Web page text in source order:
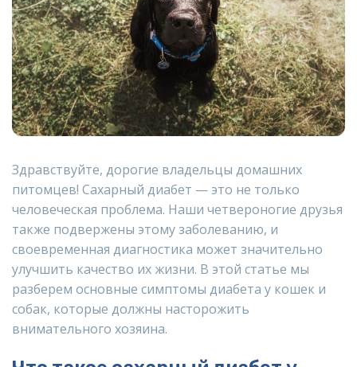
Здравствуйте, дорогие владельцы домашних
питомцев! Сахарный диабет — это не только
человеческая проблема. Наши четвероногие друзья
также подвержены этому заболеванию, и
своевременная диагностика может значительно
улучшить качество их жизни. В этой статье мы
разберем основные симптомы диабета у кошек и
собак, которые должны насторожить
внимательного хозяина.